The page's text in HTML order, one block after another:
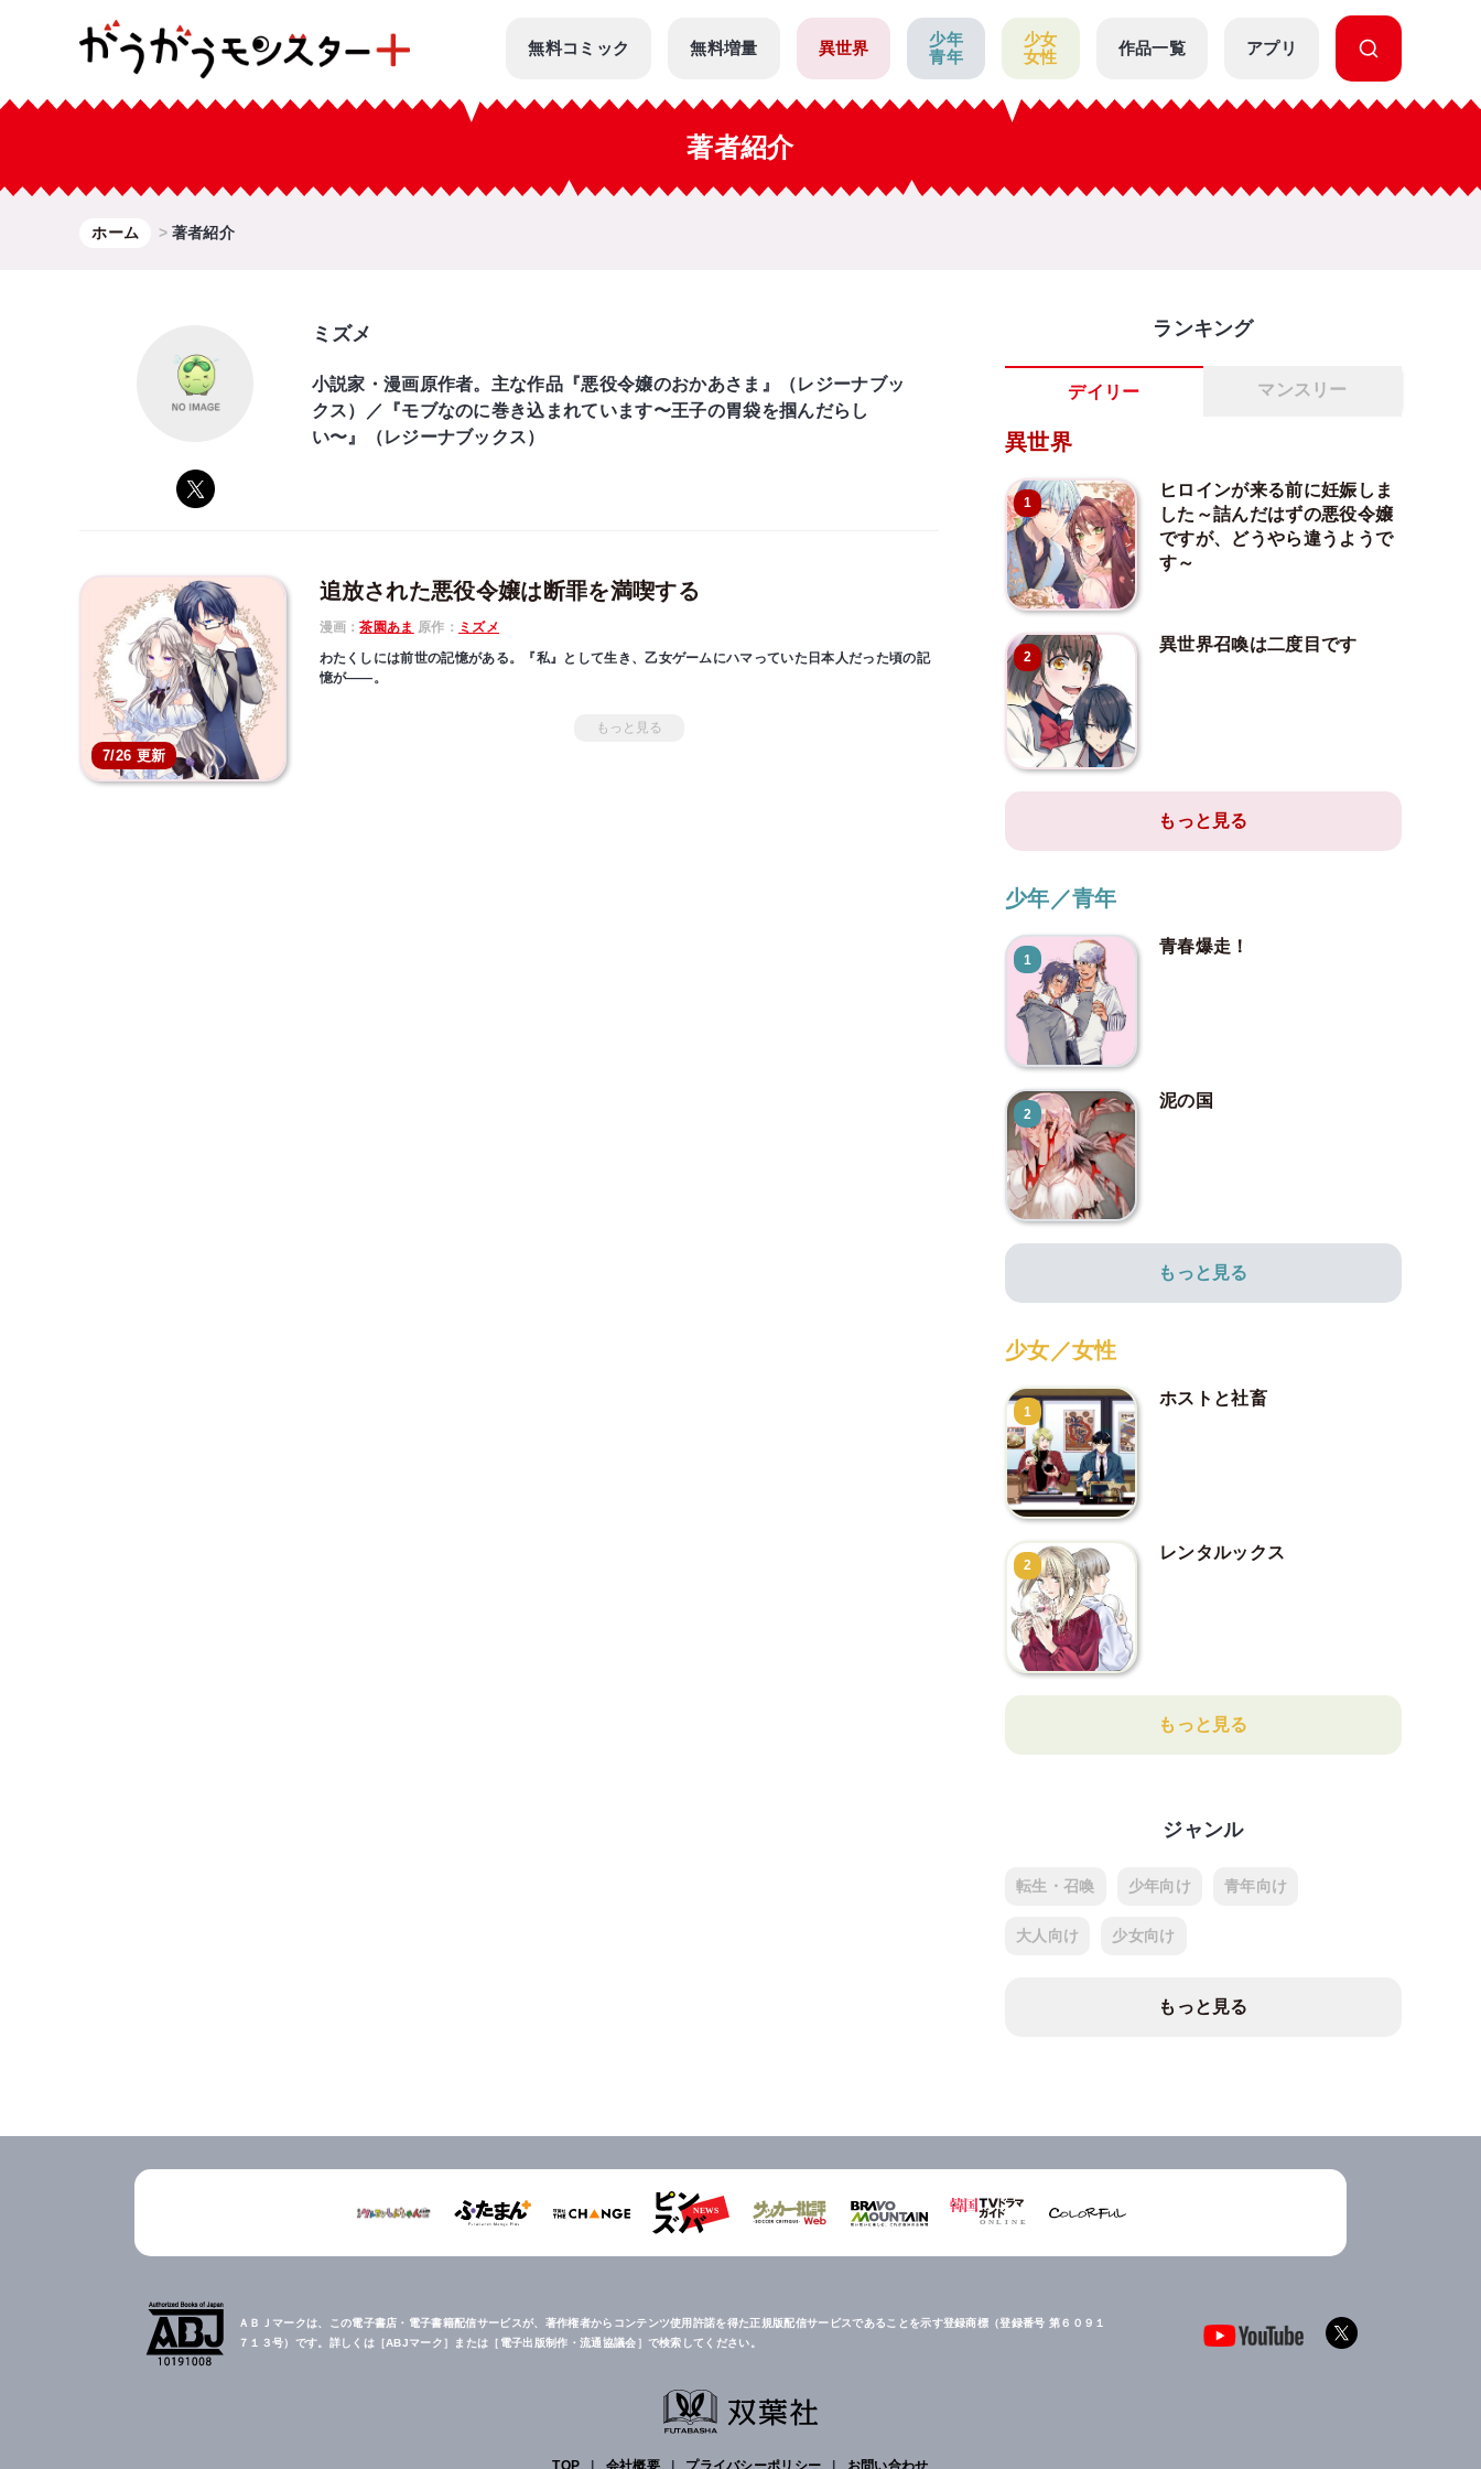
無料コミック 無料増量 異世界
少年
青年
少女
女性
作品一覧 アプリ
著者紹介
ホーム 著者紹介
ミズメ
小説家・漫画原作者。主な作品『悪役令嬢のおかあさま』（レジーナブッ
クス）／『モブなのに巻き込まれています〜王子の胃袋を掴んだらし
い〜』（レジーナブックス）
7/26 更新
追放された悪役令嬢は断罪を満喫する
漫画：茶園あま 原作： ミズメ
わたくしには前世の記憶がある。『私』として生き、乙女ゲームにハマっていた日本人だった頃の記
憶が――。
前世の記憶がある彼女にはそんな展開お見通し。断罪される前に娼館を買い取り、そこのオーナーに
もっと見る
ランキング
デイリー マンスリー
異世界
1
ヒロインが来る前に妊娠しま
した～詰んだはずの悪役令嬢
ですが、どうやら違うようで
す～
2
異世界召喚は二度目です
もっと見る
少年／青年
1
青春爆走！
2
泥の国
もっと見る
少女／女性
1
ホストと社畜
2
レンタルックス
もっと見る
ジャンル
転生・召喚 少年向け 青年向け
大人向け 少女向け
もっと見る
ＡＢＪマークは、この電子書店・電子書籍配信サービスが、著作権者からコンテンツ使用許諾を得た正規版配信サービスであることを示す登録商標（登録番号 第６０９１
７１３号）です。詳しくは［ABJマーク］または［電子出版制作・流通協議会］で検索してください。
TOP 会社概要 プライバシーポリシー お問い合わせ